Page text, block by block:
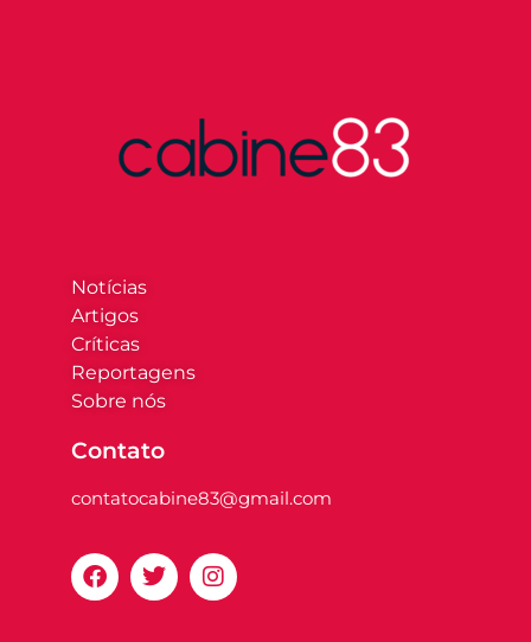
Notícias
Artigos
Críticas
Reportagens
Sobre nós
Contato
contatocabine83@gmail.com